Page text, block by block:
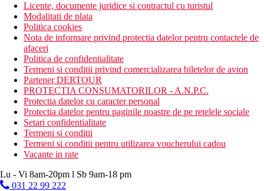
piscina acoperita
piscina pentru copii
centru SPA
mini club (pentru copii 4-12 ani)
loc de joaca
Descrierea plajei
nisipos cu pietricele
sezlonguri, umbrele si prosoape gratuite
Activitati sportive gratuite
programe de animatie
muzica live
jocuri in piscina
teren de tenis (iluminat contra cost)
tenis de masa
volei pe plaja
darts
Licente, documente juridice si contractul cu turistul
Modalitati de plata
Politica cookies
Nota de informare privind protectia datelor pentru contactele de
afaceri
Politica de confidentialitate
Termeni si conditii privind comercializarea biletelor de avion
Partener DERTOUR
PROTECTIA CONSUMATORILOR - A.N.P.C.
Protectia datelor cu caracter personal
Protectia datelor pentru paginile noastre de pe retelele sociale
Setari confidentialitate
Termeni si conditii
Termeni si conditii pentru utilizarea voucherului cadou
Vacante in rate
Lu - Vi 8am-20pm l Sb 9am-18 pm
031 22 99 222